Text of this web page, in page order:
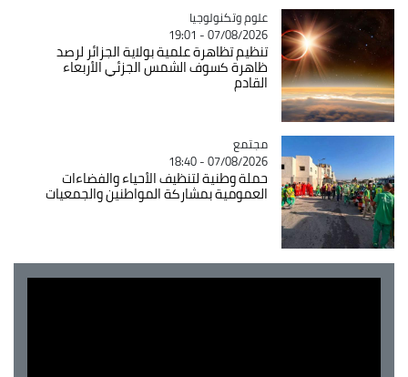
Catégorie
علوم وتكنولوجيا
07/08/2026 - 19:01
تنظيم تظاهرة علمية بولاية الجزائر لرصد
ظاهرة كسوف الشمس الجزئي الأربعاء
القادم
Catégorie
مجتمع
07/08/2026 - 18:40
حملة وطنية لتنظيف الأحياء والفضاءات
العمومية بمشاركة المواطنين والجمعيات